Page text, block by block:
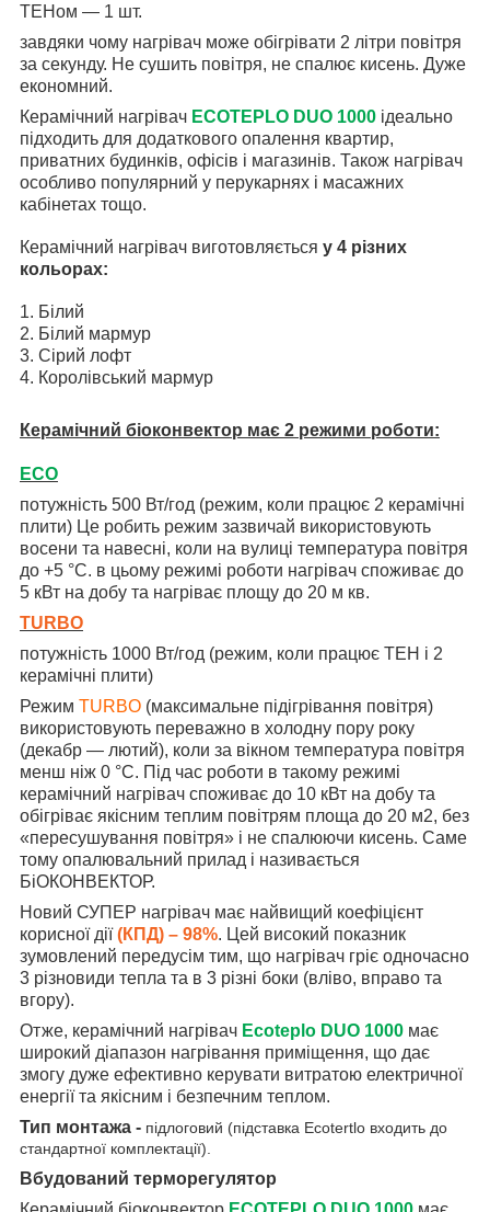
ТЕНом — 1 шт.
завдяки чому нагрівач може обігрівати 2 літри повітря
за секунду. Не сушить повітря, не спалює кисень. Дуже
економний.
Керамічний нагрівач ECOTEPLO DUO 1000 ідеально
підходить для додаткового опалення квартир,
приватних будинків, офісів і магазинів. Також нагрівач
особливо популярний у перукарнях і масажних
кабінетах тощо.
Керамічний нагрівач виготовляється у 4 різних
кольорах:
1. Білий
2. Білий мармур
3. Сірий лофт
4. Королівський мармур
Керамічний біоконвектор має 2 режими роботи:
ECO
потужність 500 Вт/год (режим, коли працює 2 керамічні
плити) Це робить режим зазвичай використовують
восени та навесні, коли на вулиці температура повітря
до +5 °C. в цьому режимі роботи нагрівач споживає до
5 кВт на добу та нагріває площу до 20 м кв.
TURBO
потужність 1000 Вт/год (режим, коли працює ТЕН і 2
керамічні плити)
Режим TURBO (максимальне підігрівання повітря)
використовують переважно в холодну пору року
(декабр — лютий), коли за вікном температура повітря
менш ніж 0 °C. Під час роботи в такому режимі
керамічний нагрівач споживає до 10 кВт на добу та
обігріває якісним теплим повітрям площа до 20 м2, без
«пересушування повітря» і не спалюючи кисень. Саме
тому опалювальний прилад і називається
БіОКОНВЕКТОР.
Новий СУПЕР нагрівач має найвищий коефіцієнт
корисної дії(КПД) – 98%. Цей високий показник
зумовлений передусім тим, що нагрівач гріє одночасно
3 різновиди тепла та в 3 різні боки (вліво, вправо та
вгору).
Отже, керамічний нагрівач Ecoteplo DUO 1000 має
широкий діапазон нагрівання приміщення, що дає
змогу дуже ефективно керувати витратою електричної
енергії та якісним і безпечним теплом.
Тип монтажа - підлоговий (підставка Ecotertlo входить до
стандартної комплектації).
Вбудований терморегулятор